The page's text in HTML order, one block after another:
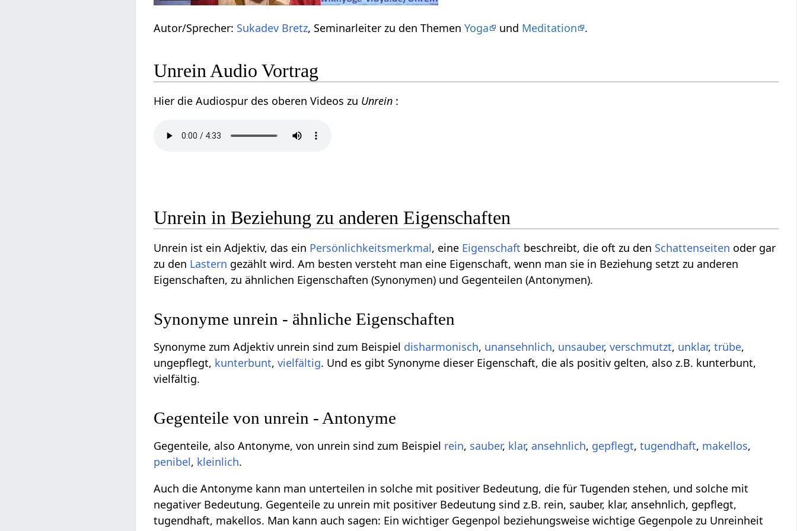
Autor/Sprecher: Sukadev Bretz, Seminarleiter zu den ThemenYoga und Meditation .
Unrein Audio Vortrag
Hier die Audiospur des oberen Videos zu Unrein :
Unrein in Beziehung zu anderen Eigenschaften
Unrein ist ein Adjektiv, das ein Persönlichkeitsmerkmal, eine Eigenschaft beschreibt, die oft zu den Schattenseiten oder gar
zu den Lastern gezählt wird. Am besten versteht man eine Eigenschaft, wenn man sie in Beziehung setzt zu anderen
Eigenschaften, zu ähnlichen Eigenschaften (Synonymen) und Gegenteilen (Antonymen).
Synonyme unrein - ähnliche Eigenschaften
Synonyme zum Adjektiv unrein sind zum Beispiel disharmonisch, unansehnlich, unsauber,verschmutzt, unklar,trübe,
ungepflegt, kunterbunt,vielfältig. Und es gibt Synonyme dieser Eigenschaft, die als positiv gelten, also z.B. kunterbunt,
vielfältig.
Gegenteile von unrein - Antonyme
Gegenteile, also Antonyme, von unrein sind zum Beispiel rein, sauber, klar, ansehnlich, gepflegt,tugendhaft, makellos,
penibel, kleinlich.
Auch die Antonyme kann man unterteilen in solche mit positiver Bedeutung, die für Tugenden stehen, und solche mit
negativer Bedeutung. Gegenteile zu unrein mit positiver Bedeutung sind z.B. rein, sauber, klar, ansehnlich, gepflegt,
tugendhaft, makellos. Man kann auch sagen: Ein wichtiger Gegenpol beziehungsweise wichtige Gegenpole zu Unreinheit